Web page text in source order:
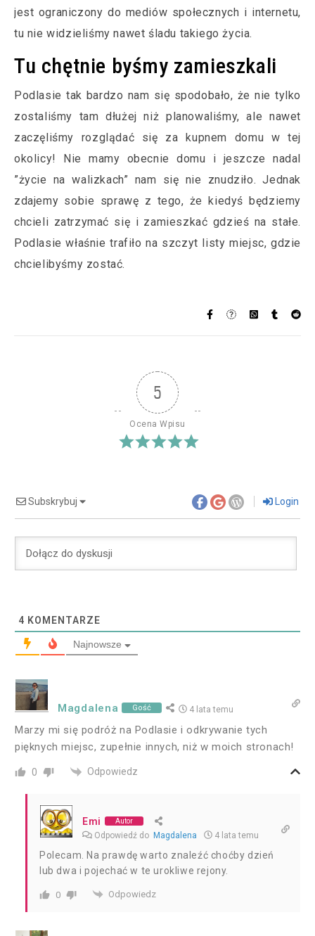
jest ograniczony do mediów społecznych i internetu,
tu nie widzieliśmy nawet śladu takiego życia.
Tu chętnie byśmy zamieszkali
Podlasie tak bardzo nam się spodobało, że nie tylko
zostaliśmy tam dłużej niż planowaliśmy, ale nawet
zaczęliśmy rozglądać się za kupnem domu w tej
okolicy! Nie mamy obecnie domu i jeszcze nadal
”życie na walizkach” nam się nie znudziło. Jednak
zdajemy sobie sprawę z tego, że kiedyś będziemy
chcieli zatrzymać się i zamieszkać gdzieś na stałe.
Podlasie właśnie trafiło na szczyt listy miejsc, gdzie
chcielibyśmy zostać.
5
Ocena Wpisu
Subskrybuj Login
4 KOMENTARZE
Najnowsze
Magdalena Gość 4 lata temu
Marzy mi się podróż na Podlasie i odkrywanie tych
pięknych miejsc, zupełnie innych, niż w moich stronach!
0 Odpowiedz
Emi Autor
Odpowiedź do Magdalena 4 lata temu
Polecam. Na prawdę warto znaleźć choćby dzień
lub dwa i pojechać w te urokliwe rejony.
0 Odpowiedz